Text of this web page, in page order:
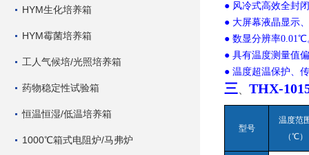
HYM生化培养箱
HYM霉菌培养箱
工人气候培/光照培养箱
药物稳定性试验箱
恒温恒湿/低温培养箱
1000℃箱式电阻炉/马弗炉
● 风冷式高效全封
● 大屏幕液晶显示
● 数显分辨率0.01℃
● 具有温度测量值
● 温度超温保护、
三 THX-
型号
温度范
（℃）